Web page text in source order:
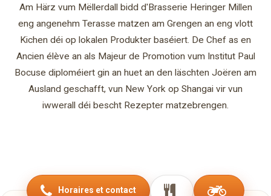
Am Härz vum Mëllerdall bidd d'Brasserie Heringer Millen
eng angenehm Terasse matzen am Grengen an eng vlott
Kichen déi op lokalen Produkter baséiert. De Chef as en
Ancien élève an als Majeur de Promotion vum Institut Paul
Bocuse diploméiert gin an huet an den läschten Joëren am
Ausland geschafft, vun New York op Shangai vir vun
iwwerall déi bescht Rezepter matzebrengen.
Horaires et contact